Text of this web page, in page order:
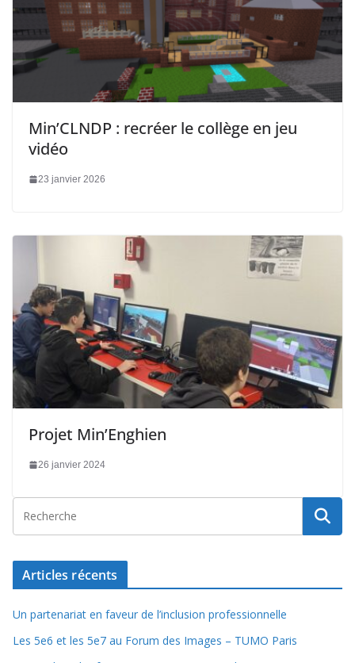
Min’CLNDP : recréer le collège en jeu
vidéo
23 janvier 2026
Projet Min’Enghien
26 janvier 2024
Articles récents
Un partenariat en faveur de l’inclusion professionnelle
Les 5e6 et les 5e7 au Forum des Images – TUMO Paris